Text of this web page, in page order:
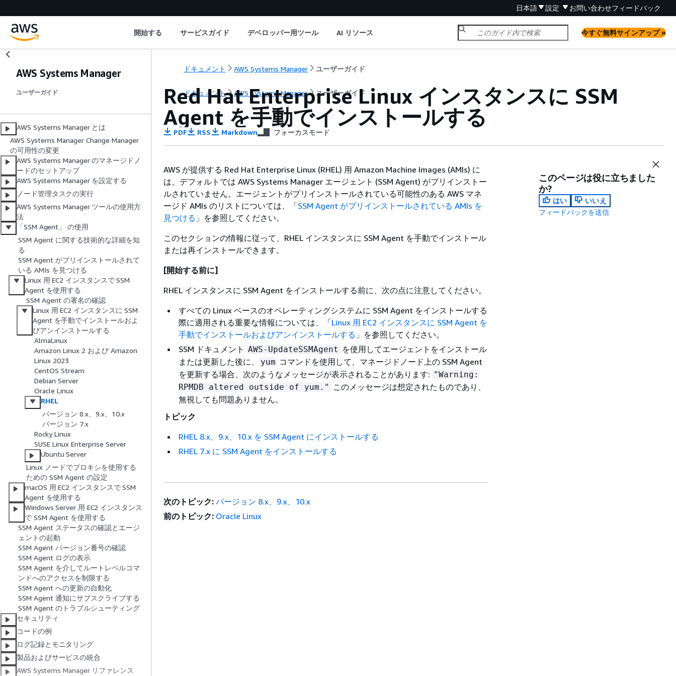
日本語 設定 お問い合わせフィードバック
開始する サービスガイド デベロッパー用ツール AI リソース 今すぐ無料サインアップ »
AWS Systems Manager
ユーザーガイド
AWS Systems Manager とは
AWS Systems Manager Change Manager
の可用性の変更
AWS Systems Manager のマネージドノ
ードのセットアップ
AWS Systems Manager を設定する
ノード管理タスクの実行
AWS Systems Manager ツールの使用方
法
「SSM Agent」 の使用
SSM Agent に関する技術的な詳細を知
る
SSM Agent がプリインストールされて
いる AMIs を見つける
Linux 用 EC2 インスタンスで SSM
Agent を使用する
SSM Agent の署名の確認
Linux 用 EC2 インスタンスに SSM
Agent を手動でインストールおよ
びアンインストールする
AlmaLinux
Amazon Linux 2 および Amazon
Linux 2023
CentOS Stream
Debian Server
Oracle Linux
RHEL
バージョン 8.x、9.x、10.x
バージョン 7.x
Rocky Linux
SUSE Linux Enterprise Server
Ubuntu Server
Linux ノードでプロキシを使用する
ための SSM Agent の設定
macOS 用 EC2 インスタンスで SSM
Agent を使用する
Windows Server 用 EC2 インスタンス
で SSM Agent を使用する
SSM Agent ステータスの確認とエージ
ェントの起動
SSM Agent バージョン番号の確認
SSM Agent ログの表示
SSM Agent を介してルートレベルコマ
ンドへのアクセスを制限する
SSM Agent への更新の自動化
SSM Agent 通知にサブスクライブする
SSM Agent のトラブルシューティング
セキュリティ
コードの例
ログ記録とモニタリング
製品およびサービスの統合
AWS Systems Manager リファレンス
ドキュメント AWS Systems Manager ユーザーガイド
ドキュメント AWS Systems Manager ユーザーガイド
Red Hat Enterprise Linux インスタンスに SSM
Agent を手動でインストールする
PDF RSS Markdown フォーカスモード
AWS が提供する Red Hat Enterprise Linux (RHEL) 用 Amazon Machine Images (AMIs) に
は、デフォルトでは AWS Systems Manager エージェント (SSM Agent) がプリインストー
ルされていません。エージェントがプリインストールされている可能性のある AWS マネ
ージド AMIs のリストについては、「SSM Agent がプリインストールされている AMIs を
見つける 」を参照してください。
このセクションの情報に従って、RHEL インスタンスに SSM Agent を手動でインストール
または再インストールできます。
[開始する前に]
RHEL インスタンスに SSM Agent をインストールする前に、次の点に注意してください。
すべての Linux ベースのオペレーティングシステムに SSM Agent をインストールする
際に適用される重要な情報については、「Linux 用 EC2 インスタンスに SSM Agent を
手動でインストールおよびアンインストールする 」を参照してください。
SSM ドキュメント AWS-UpdateSSMAgent を使用してエージェントをインストール
または更新した後に、
yum コマンドを使用して、マネージドノード上の SSM Agent
を更新する場合、次のようなメッセージが表示されることがあります: "Warning:
RPMDB altered outside of yum."
このメッセージは想定されたものであり、
無視しても問題ありません。
トピック
RHEL 8.x、9.x、10.x を SSM Agent にインストールする
RHEL 7.x に SSM Agent をインストールする
このページは役に立ちました
か?
はい
いいえ
フィードバックを送信
次のトピック: バージョン 8.x、9.x、10.x
前のトピック: Oracle Linux